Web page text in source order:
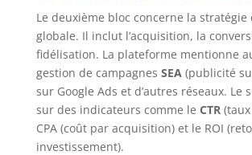
Le deuxième bloc concerne la stratégie
globale. Il inclut l’acquisition, la
fidélisation. La plateforme mentionne
gestion de campagnes SEA (publicité
sur Google Ads et d’autres réseaux. Le
sur des indicateurs comme le CTR(taux
CPA (coût par acquisition) et le ROI
investissement).